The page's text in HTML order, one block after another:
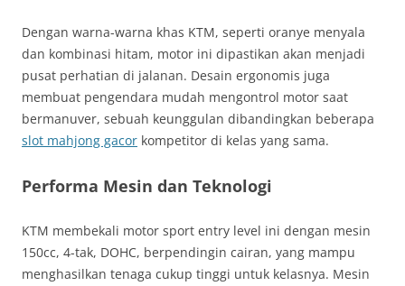
Dengan warna-warna khas KTM, seperti oranye menyala
dan kombinasi hitam, motor ini dipastikan akan menjadi
pusat perhatian di jalanan. Desain ergonomis juga
membuat pengendara mudah mengontrol motor saat
bermanuver, sebuah keunggulan dibandingkan beberapa
slot mahjong gacor kompetitor di kelas yang sama.
Performa Mesin dan Teknologi
KTM membekali motor sport entry level ini dengan mesin
150cc, 4-tak, DOHC, berpendingin cairan, yang mampu
menghasilkan tenaga cukup tinggi untuk kelasnya. Mesin